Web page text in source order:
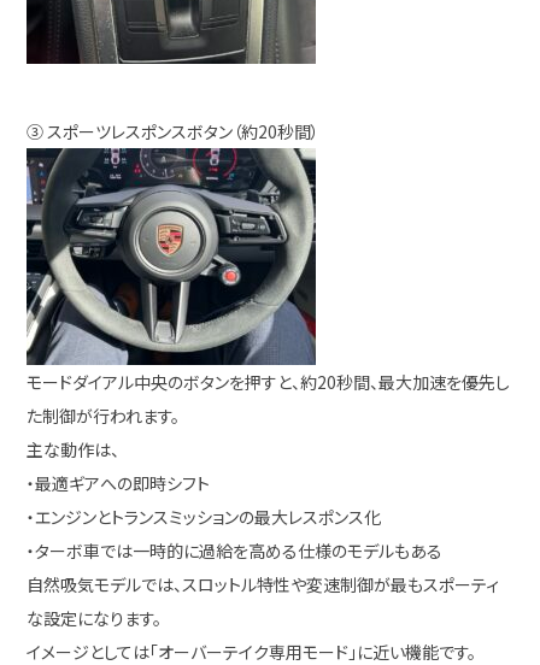
③ スポーツレスポンスボタン（約20秒間）
モードダイアル中央のボタンを押すと、約20秒間、最大加速を優先し
た制御が行われます。
主な動作は、
・最適ギアへの即時シフト
・エンジンとトランスミッションの最大レスポンス化
・ターボ車では一時的に過給を高める仕様のモデルもある
自然吸気モデルでは、スロットル特性や変速制御が最もスポーティ
な設定になります。
イメージとしては「オーバーテイク専用モード」に近い機能です。